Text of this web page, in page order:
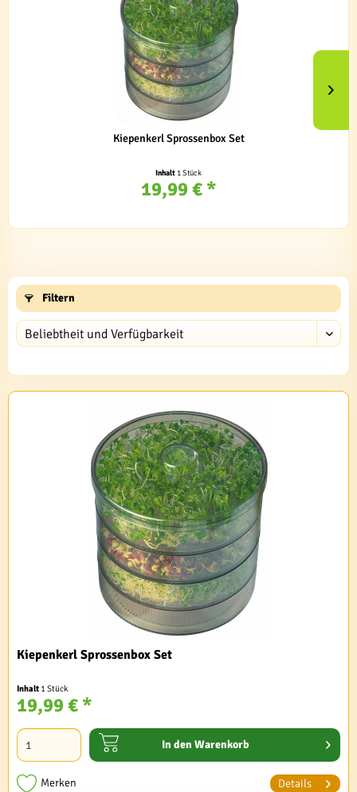
Kiepenkerl Sprossenbox Set
Inhalt 1 Stück
19,99 € *
Filtern
Kiepenkerl Sprossenbox Set
Inhalt 1 Stück
19,99 € *
In den Warenkorb
Merken Details